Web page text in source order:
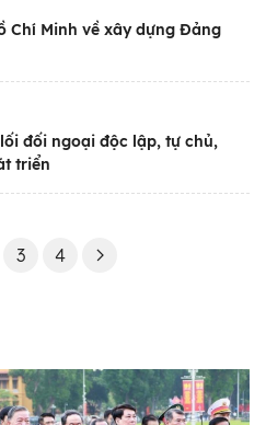
kỷ XXI. Trong kỷ
nước đứng trước yêu
các xu thế phát triển
Hồ Chí Minh càng trở
nền tảng tư duy và
động có ý nghĩa quyết
Chí Minh về xây dựng Đảng
đối ngoại độc lập, tự chủ,
triển
3 4